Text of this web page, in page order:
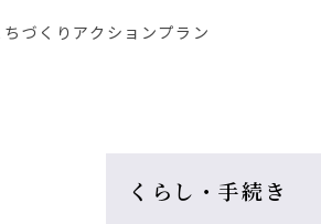
づくりアクションプラン
くらし・手続き